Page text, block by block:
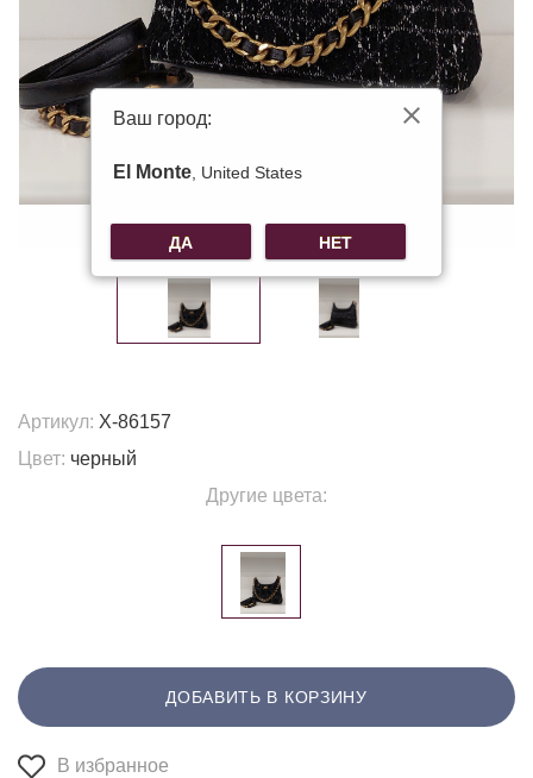
Артикул: X-86157
Цвет: черный
Другие цвета:
ДОБАВИТЬ В КОРЗИНУ
В избранное
Ваш город:
El Monte , United States
ДА НЕТ